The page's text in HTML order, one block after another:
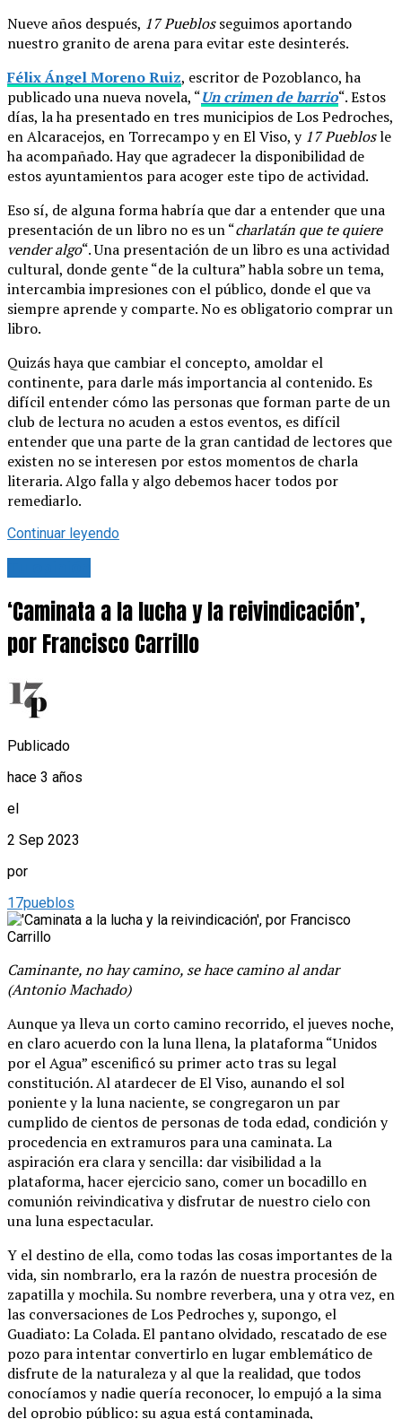
Nueve años después, 17 Pueblosseguimos aportando
nuestro granito de arena para evitar este desinterés.
Félix Ángel Moreno Ruiz, escritor de Pozoblanco, ha
publicado una nueva novela, “Un crimen de barrio“. Estos
días, la ha presentado en tres municipios de Los Pedroches,
en Alcaracejos, en Torrecampo y en El Viso, y 17 Pueblosle
ha acompañado. Hay que agradecer la disponibilidad de
estos ayuntamientos para acoger este tipo de actividad.
Eso sí, de alguna forma habría que dar a entender que una
presentación de un libro no es un “charlatán que te quiere
vender algo“. Una presentación de un libro es una actividad
cultural, donde gente “de la cultura” habla sobre un tema,
intercambia impresiones con el público, donde el que va
siempre aprende y comparte. No es obligatorio comprar un
libro.
Quizás haya que cambiar el concepto, amoldar el
continente, para darle más importancia al contenido. Es
difícil entender cómo las personas que forman parte de un
club de lectura no acuden a estos eventos, es difícil
entender que una parte de la gran cantidad de lectores que
existen no se interesen por estos momentos de charla
literaria. Algo falla y algo debemos hacer todos por
remediarlo.
Continuar leyendo
‘Caminata a la lucha y la reivindicación’,
por Francisco Carrillo
Publicado
hace 3 años
el
2 Sep 2023
por
17pueblos
Caminante, no hay camino, se hace camino al andar
(Antonio Machado)
Aunque ya lleva un corto camino recorrido, el jueves noche,
en claro acuerdo con la luna llena, la plataforma “Unidos
por el Agua” escenificó su primer acto tras su legal
constitución. Al atardecer de El Viso, aunando el sol
poniente y la luna naciente, se congregaron un par
cumplido de cientos de personas de toda edad, condición y
procedencia en extramuros para una caminata. La
aspiración era clara y sencilla: dar visibilidad a la
plataforma, hacer ejercicio sano, comer un bocadillo en
comunión reivindicativa y disfrutar de nuestro cielo con
una luna espectacular.
Y el destino de ella, como todas las cosas importantes de la
vida, sin nombrarlo, era la razón de nuestra procesión de
zapatilla y mochila. Su nombre reverbera, una y otra vez, en
las conversaciones de Los Pedroches y, supongo, el
Guadiato: La Colada. El pantano olvidado, rescatado de ese
pozo para intentar convertirlo en lugar emblemático de
disfrute de la naturaleza y al que la realidad, que todos
conocíamos y nadie quería reconocer, lo empujó a la sima
del oprobio público: su agua está contaminada,